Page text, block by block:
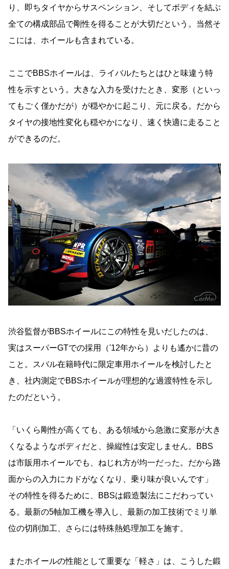
り、即ちタイヤからサスペンション、そしてボディを結ぶ
全ての構成部品で剛性を得ることが大切だという。当然そ
こには、ホイールも含まれている。
ここでBBSホイールは、ライバルたちとはひと味違う特
性を示すという。大きな入力を受けたとき、変形（といっ
てもごく僅かだが）が穏やかに起こり、元に戻る。だから
タイヤの接地性変化も穏やかになり、速く快適に走ること
ができるのだ。
渋谷監督がBBSホイールにこの特性を見いだしたのは、
実はスーパーGTでの採用（'12年から）よりも遙かに昔の
こと。スバル在籍時代に限定車用ホイールを検討したと
き、社内測定でBBSホイールが理想的な過渡特性を示し
たのだという。
「いくら剛性が高くても、ある領域から急激に変形が大き
くなるようなボディだと、操縦性は安定しません。BBS
は市販用ホイールでも、ねじれ方が均一だった。だから路
面からの入力にカドがなくなり、乗り味が良いんです」
その特性を得るために、BBSは鍛造製法にこだわってい
る。最新の5軸加工機を導入し、最新の加工技術でミリ単
位の切削加工、さらには特殊熱処理加工を施す。
またホイールの性能として重要な「軽さ」は、こうした鍛